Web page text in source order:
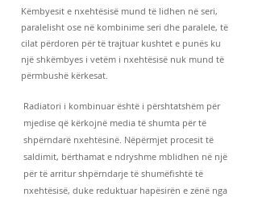
Këmbyesit e nxehtësisë mund të lidhen në seri,
paralelisht ose në kombinime seri dhe paralele, të
cilat përdoren për të trajtuar kushtet e punës ku
një shkëmbyes i vetëm i nxehtësisë nuk mund të
përmbushë kërkesat.
Radiatori i kombinuar është i përshtatshëm për
mjedise që kërkojnë media të shumta për të
shpërndarë nxehtësinë. Nëpërmjet procesit të
saldimit, bërthamat e ndryshme mblidhen në një
për të arritur shpërndarje të shumëfishtë të
nxehtësisë, duke reduktuar hapësirën e zënë nga